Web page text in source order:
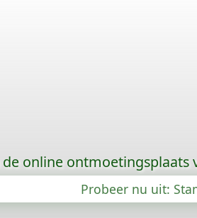
de online
Probeer nu uit: